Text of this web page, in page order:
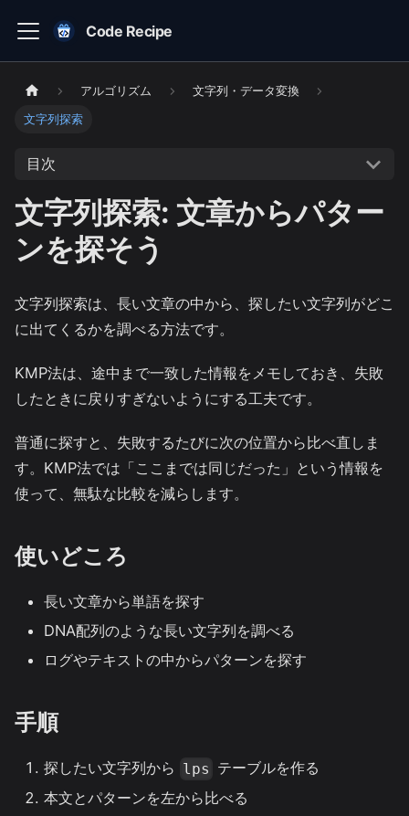
Code Recipe
アルゴリズム 文字列・データ変換
文字列探索
目次
文字列探索: 文章からパター
ンを探そう
文字列探索は、長い文章の中から、探したい文字列がどこ
に出てくるかを調べる方法です。
KMP法は、途中まで一致した情報をメモしておき、失敗
したときに戻りすぎないようにする工夫です。
普通に探すと、失敗するたびに次の位置から比べ直しま
す。KMP法では「ここまでは同じだった」という情報を
使って、無駄な比較を減らします。
使いどころ
長い文章から単語を探す
DNA配列のような長い文字列を調べる
ログやテキストの中からパターンを探す
手順
探したい文字列から lps テーブルを作る
本文とパターンを左から比べる